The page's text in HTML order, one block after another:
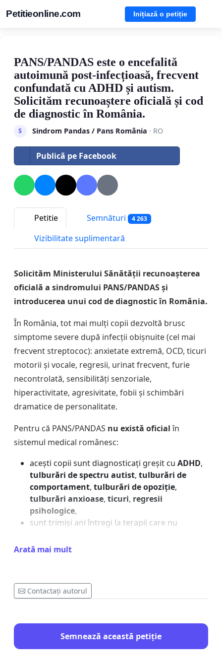
Petitieonline.com Inițiază o petiție
PANS/PANDAS este o encefalită
autoimună post-infecțioasă, frecvent
confundată cu ADHD și autism.
Solicităm recunoaștere oficială și cod
de diagnostic în România.
S Sindrom Pandas / Pans România · RO
Publică pe Facebook
Petitie Semnături 4 263
Vizibilitate suplimentară
Solicităm Ministerului Sănătății recunoașterea
oficială a sindromului PANS/PANDAS și
introducerea unui cod de diagnostic în România.
În România, tot mai mulți copii dezvoltă brusc
simptome severe după infecții obișnuite (cel mai
frecvent streptococ): anxietate extremă, OCD, ticuri
motorii și vocale, regresii, urinat frecvent, furie
necontrolată, sensibilități senzoriale,
hiperactivitate, agresivitate, fobii și schimbări
dramatice de personalitate.
Pentru că PANS/PANDAS nu există oficialîn
sistemul medical românesc:
acești copii sunt diagnosticați greșit cu ADHD,
tulburări de spectru autist, tulburări de
comportament, tulburări de opoziție,
tulburări anxioase, ticuri, regresii
psihologice,
sunt trimiși ani întregi la terapii care nu
sunt considerați „dificili”, „răsfățați”, „nevrotici”,
netratate.
oficial. Există protocoale clare, ghiduri medicale,
centre specializate, tratamente accesibile și
Arată mai mult
Contactați autorul
Semnează această petiție